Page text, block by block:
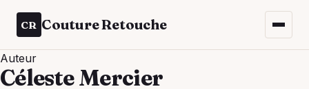
CR Couture Retouche
Auteur
Céleste Mercier